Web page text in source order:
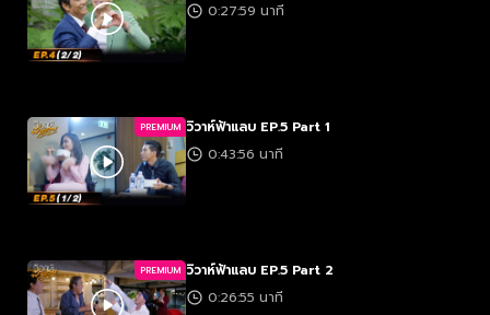
0:27:59 นาที
PREMIUM วิวาห์ฟ้าแลบ EP.5 Part 1
0:43:56 นาที
PREMIUM วิวาห์ฟ้าแลบ EP.5 Part 2
0:26:55 นาที